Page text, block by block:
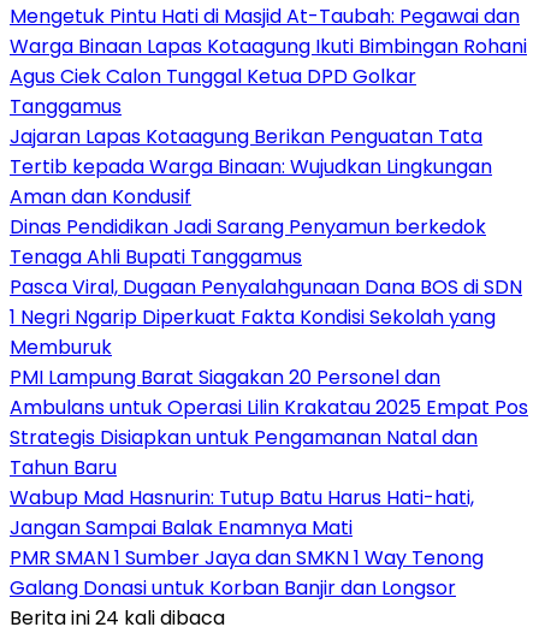
Mengetuk Pintu Hati di Masjid At-Taubah: Pegawai dan
Warga Binaan Lapas Kotaagung Ikuti Bimbingan Rohani
Agus Ciek Calon Tunggal Ketua DPD Golkar
Tanggamus
Jajaran Lapas Kotaagung Berikan Penguatan Tata
Tertib kepada Warga Binaan: Wujudkan Lingkungan
Aman dan Kondusif
Dinas Pendidikan Jadi Sarang Penyamun berkedok
Tenaga Ahli Bupati Tanggamus
Pasca Viral, Dugaan Penyalahgunaan Dana BOS di SDN
1 Negri Ngarip Diperkuat Fakta Kondisi Sekolah yang
Memburuk
PMI Lampung Barat Siagakan 20 Personel dan
Ambulans untuk Operasi Lilin Krakatau 2025 Empat Pos
Strategis Disiapkan untuk Pengamanan Natal dan
Tahun Baru
Wabup Mad Hasnurin: Tutup Batu Harus Hati-hati,
Jangan Sampai Balak Enamnya Mati
PMR SMAN 1 Sumber Jaya dan SMKN 1 Way Tenong
Galang Donasi untuk Korban Banjir dan Longsor
Berita ini 24 kali dibaca